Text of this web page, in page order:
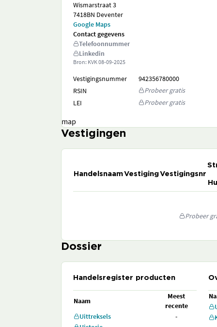
Wismarstraat 3
7418BN Deventer
Google Maps
Contact gegevens
Telefoonnummer
Linkedin
Bron: KVK08-09-2025
Vestigingsnummer
942356780000
RSIN
Probeer gratis
LEI
Probeer gratis
map
Vestigingen
HandelsnaamVestigingVestigingsnr
Probeer
Dossier
Handelsregister producten
Naam
Meest
recente
Uittreksels
-